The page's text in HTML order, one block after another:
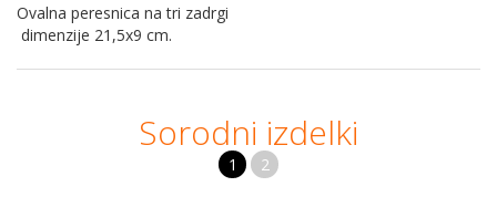
Ovalna peresnica na tri zadrgi
dimenzije 21,5x9 cm.
Sorodni izdelki
1 2